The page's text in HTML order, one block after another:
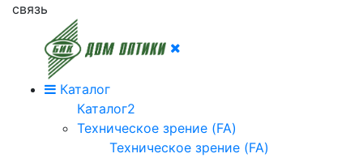
связь
Каталог
Каталог2
Техническое зрение (FA)
Техническое зрение (FA)